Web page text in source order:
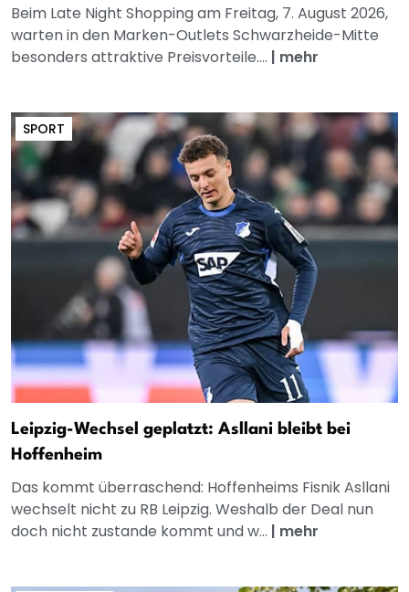
Beim Late Night Shopping am Freitag, 7. August 2026,
warten in den Marken-Outlets Schwarzheide-Mitte
besonders attraktive Preisvorteile.... | mehr
SPORT
Leipzig-Wechsel geplatzt: Asllani bleibt bei
Hoffenheim
Das kommt überraschend: Hoffenheims Fisnik Asllani
wechselt nicht zu RB Leipzig. Weshalb der Deal nun
doch nicht zustande kommt und w... | mehr